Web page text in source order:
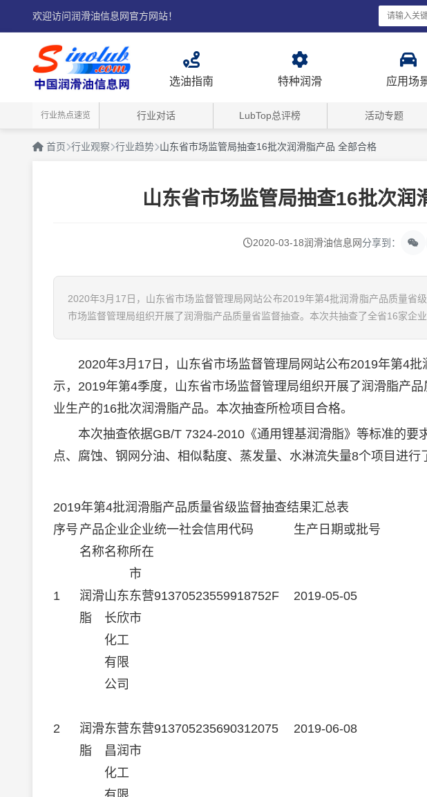
欢迎访问润滑油信息网官方网站！
选油指南 特种润滑 应用场
行业热点速览 行业对话 LubTop总评榜 活动专题
首页 行业观察 行业趋势 山东省市场监管局抽查16批次润滑脂产品 全部合格
山东省市场监管局抽查16批次润
2020-03-18润滑油信息网分享到：
2020年3月17日，山东省市场监督管理局网站公布2019年第4批润滑脂产品质量省
市场监督管理局组织开展了润滑脂产品质量省监督抽查。本次共抽查了全省16家企
2020年3月17日，山东省市场监督管理局网站公布2019年第4批
示，2019年第4季度，山东省市场监督管理局组织开展了润滑脂产
业生产的16批次润滑脂产品。本次抽查所检项目合格。
本次抽查依据GB/T 7324-2010《通用锂基润滑脂》等标准的要
点、腐蚀、钢网分油、相似黏度、蒸发量、水淋流失量8个项目进行
2019年第4批润滑脂产品质量省级监督抽查结果汇总表
序号 产品
名称
企业
名称
企业
所在
市
统一社会信用代码 生产日期或批号
1
润滑
脂
山东
长欣
化工
有限
公司
东营
市
91370523559918752F 2019-05-05
2
润滑
脂
东营
昌润
化工
东营
市
913705235690312075 2019-06-08